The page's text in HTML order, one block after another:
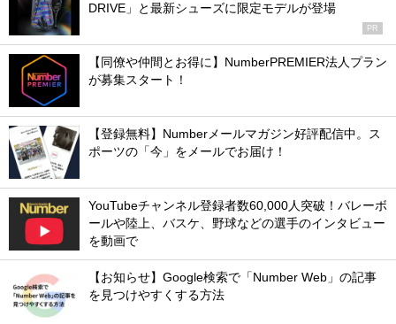
DRIVE」と最新シューズに限定モデルが登場
PR
【同僚や仲間とお得に】NumberPREMIER法人プラン
が募集スタート！
【登録無料】Numberメールマガジン好評配信中。ス
ポーツの「今」をメールでお届け！
YouTubeチャンネル登録者数60,000人突破！バレーボ
ールや陸上、バスケ、野球などの選手のインタビュー
を動画で
【お知らせ】Google検索で「Number Web」の記事
を見つけやすくする方法